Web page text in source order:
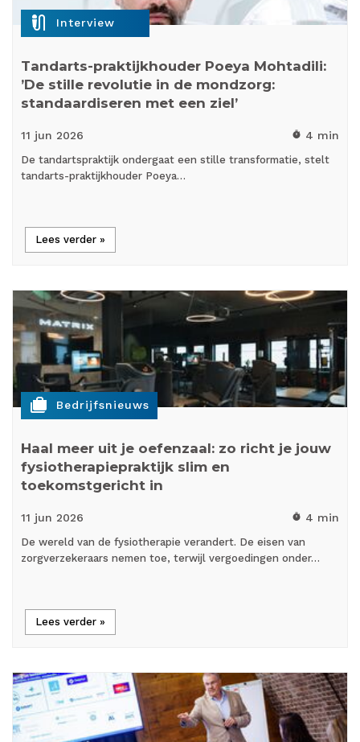
mic_external_on Interview
Tandarts-praktijkhouder Poeya Mohtadili:
’De stille revolutie in de mondzorg:
standaardiseren met een ziel’
11 jun 2026 timer 4 min
De tandartspraktijk ondergaat een stille transformatie, stelt
tandarts-praktijkhouder Poeya…
Lees verder »
cases Bedrijfsnieuws
Haal meer uit je oefenzaal: zo richt je jouw
fysiotherapiepraktijk slim en
toekomstgericht in
11 jun 2026 timer 4 min
De wereld van de fysiotherapie verandert. De eisen van
zorgverzekeraars nemen toe, terwijl vergoedingen onder…
Lees verder »